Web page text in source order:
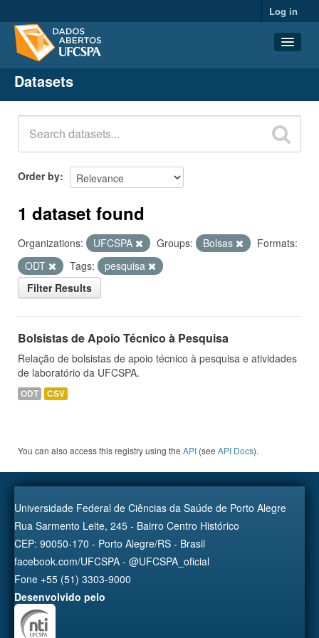
Log in
Datasets
Organizations
Groups
About
Datasets
Order by
1 dataset found
Organizations: UFCSPA Groups: Bolsas
Formats:
ODT
Tags:
pesquisa
Filter Results
Bolsistas de Apoio Técnico à Pesquisa
Relação de bolsistas de apoio técnico à pesquisa e atividades
de laboratório da UFCSPA.
ODT CSV
You can also access this registry using the API (see API Docs).
Universidade Federal de Ciências da Saúde de Porto Alegre
Rua Sarmento Leite, 245 - Bairro Centro Histórico
CEP: 90050-170 - Porto Alegre/RS - Brasil
facebook.com/UFCSPA - @UFCSPA_oficial
Fone +55 (51) 3303-9000
Desenvolvido pelo